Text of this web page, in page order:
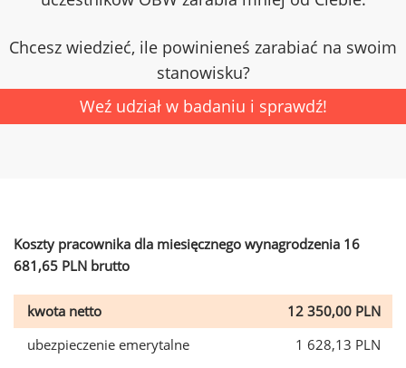
Chcesz wiedzieć, ile powinieneś zarabiać na swoim
stanowisku?
Weź udział w badaniu i sprawdź!
Koszty pracownika dla miesięcznego wynagrodzenia 16
681,65 PLN brutto
kwota netto
12 350,00 PLN
ubezpieczenie emerytalne
1 628,13 PLN